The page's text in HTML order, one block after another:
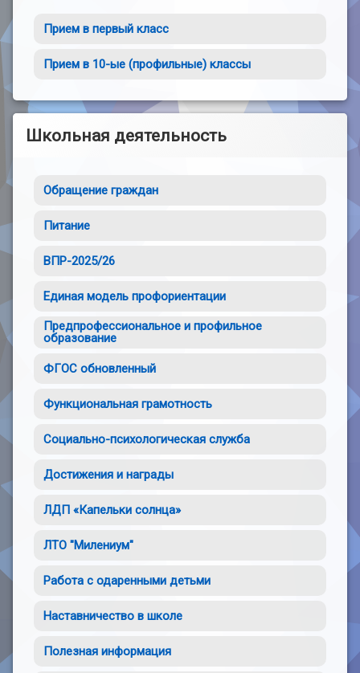
Прием в первый класс
Прием в 10-ые (профильные) классы
Школьная деятельность
Обращение граждан
Питание
ВПР-2025/26
Единая модель профориентации
Предпрофессиональное и профильное
образование
ФГОС обновленный
Функциональная грамотность
Социально-психологическая служба
Достижения и награды
ЛДП «Капельки солнца»
ЛТО "Милениум"
Работа с одаренными детьми
Наставничество в школе
Полезная информация